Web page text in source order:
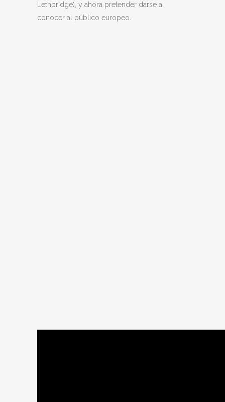
Lethbridge), y ahora pretender darse a
conocer al público europeo.